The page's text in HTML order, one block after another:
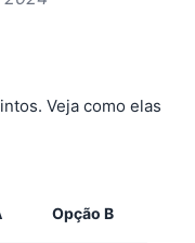
Veja como elas
Opção B